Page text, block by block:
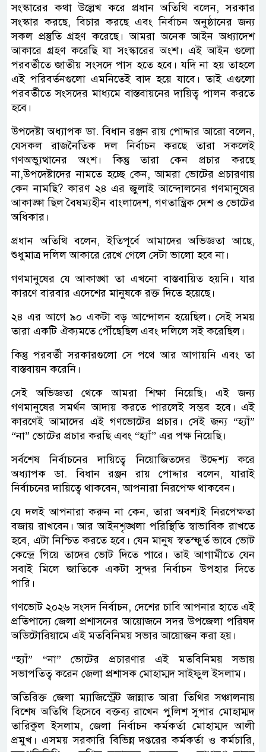
সংস্কারের কথা উল্লেখ করে প্রধান অতিথি বলেন, সরকার
সংস্কার করছে, বিচার করছে এবং নির্বাচন অনুষ্ঠানের জন্য
সকল প্রস্তুতি গ্রহণ করেছে। আমরা অনেক আইন অধ্যাদেশ
আকারে গ্রহণ করেছি যা সংস্কারের অংশ। এই আইন গুলো
পরবর্তীতে জাতীয় সংসদে পাস হতে হবে। যদি না হয় তাহলে
এই পরিবর্তনগুলো এমনিতেই বাদ হয়ে যাবে। তাই এগুলো
পরবর্তীতে সংসদের মাধ্যমে বাস্তবায়নের দায়িত্ব পালন করতে
হবে।
উপদেষ্টা অধ্যাপক ডা. বিধান রঞ্জন রায় পোদ্দার আরো বলেন,
যেসকল রাজনৈতিক দল নির্বাচন করছে তারা সকলেই
গণঅভ্যুত্থানের অংশ। কিন্তু তারা কেন প্রচার করছে
না,উপদেষ্টাদের নামতে হচ্ছে কেন, আমরা ভোটের প্রচারণায়
কেন নামছি? কারণ ২৪ এর জুলাই আন্দোলনের গণমানুষের
আকাঙ্ক্ষা ছিল বৈষম্যহীন বাংলাদেশ, গণতান্ত্রিক দেশ ও ভোটের
অধিকার।
প্রধান অতিথি বলেন, ইতিপূর্বে আমাদের অভিজ্ঞতা আছে,
শুধুমাত্র দলিল আকারে রেখে গেলে সেটা ভালো হবে না।
গণমানুষের যে আকাঙ্খা তা এখনো বাস্তবায়িত হয়নি। যার
কারণে বারবার এদেশের মানুষকে রক্ত দিতে হয়েছে।
২৪ এর আগে ৯০ একটা বড় আন্দোলন হয়েছিল। সেই সময়
তারা একটি ঐক্যমতে পৌঁছেছিল এবং দলিলে সই করেছিল।
কিন্তু পরবর্তী সরকারগুলো সে পথে আর আগায়নি এবং তা
বাস্তবায়ন করেনি।
সেই অভিজ্ঞতা থেকে আমরা শিক্ষা নিয়েছি। এই জন্য
গণমানুষের সমর্থন আদায় করতে পারলেই সম্ভব হবে। এই
কারণেই আমাদের এই গণভোটের প্রচার। সেই জন্য “হ্যাঁ”
“না” ভোটের প্রচার করছি এবং “হ্যাঁ” এর পক্ষ নিয়েছি।
সর্বশেষ নির্বাচনের দায়িত্বে নিয়োজিতদের উদ্দেশ্য করে
অধ্যাপক ডা. বিধান রঞ্জন রায় পোদ্দার বলেন, যারাই
নির্বাচনের দায়িত্বে থাকবেন, আপনারা নিরপেক্ষ থাকবেন।
যে দলই আপনারা করুন না কেন, তারা অবশ্যই নিরপেক্ষতা
বজায় রাখবেন। আর আইনশৃঙ্খলা পরিস্থিতি স্বাভাবিক রাখতে
হবে, এটা নিশ্চিত করতে হবে। যেন মানুষ স্বতস্ফুর্ত ভাবে ভোট
কেন্দ্রে গিয়ে তাদের ভোট দিতে পারে। তাই আগামীতে যেন
সবাই মিলে জাতিকে একটা সুন্দর নির্বাচন উপহার দিতে
পারি।
গণভোট ২০২৬ সংসদ নির্বাচন, দেশের চাবি আপনার হাতে এই
প্রতিপাদ্যে জেলা প্রশাসনের আয়োজনে সদর উপজেলা পরিষদ
অডিটোরিয়ামে এই মতবিনিময় সভার আয়োজন করা হয়।
“হ্যাঁ” “না” ভোটের প্রচারণার এই মতবিনিময় সভায়
সভাপতিত্ব করেন জেলা প্রশাসক মোহাম্মদ সাইফুল ইসলাম।
অতিরিক্ত জেলা ম্যাজিস্ট্রেট জান্নাত আরা তিথির সঞ্চালনায়
বিশেষ অতিথি হিসেবে বক্তব্য রাখেন পুলিশ সুপার মোহাম্মদ
তারিকুল ইসলাম, জেলা নির্বাচন কর্মকর্তা মোহাম্মদ আলী
প্রমুখ। এসময় সরকারি বিভিন্ন দপ্তরের কর্মকর্তা ও কর্মচারি,